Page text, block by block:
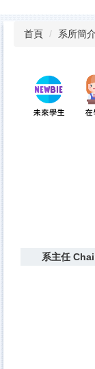
首頁 系所簡介
系主任